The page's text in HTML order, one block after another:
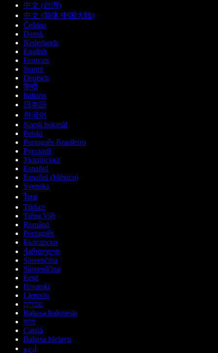
中文 (台灣)
中文 (简体 中国大陆)
Čeština
Dansk
Nederlands
English
Français
Suomi
Deutsch
हिन्दी
Italiano
日本語
한국어
Norsk bokmål
Polski
Português Brasileiro
Русский
Українська
Español
Español (México)
Svenska
ไทย
Türkçe
Tiếng Việt
Română
Português
Български
ქართული
Slovenčina
Slovenščina
Eesti
Hrvatski
Lietuvių
עברית
Bahasa Indonesia
বাংলা
Català
Bahasa Melayu
اردو